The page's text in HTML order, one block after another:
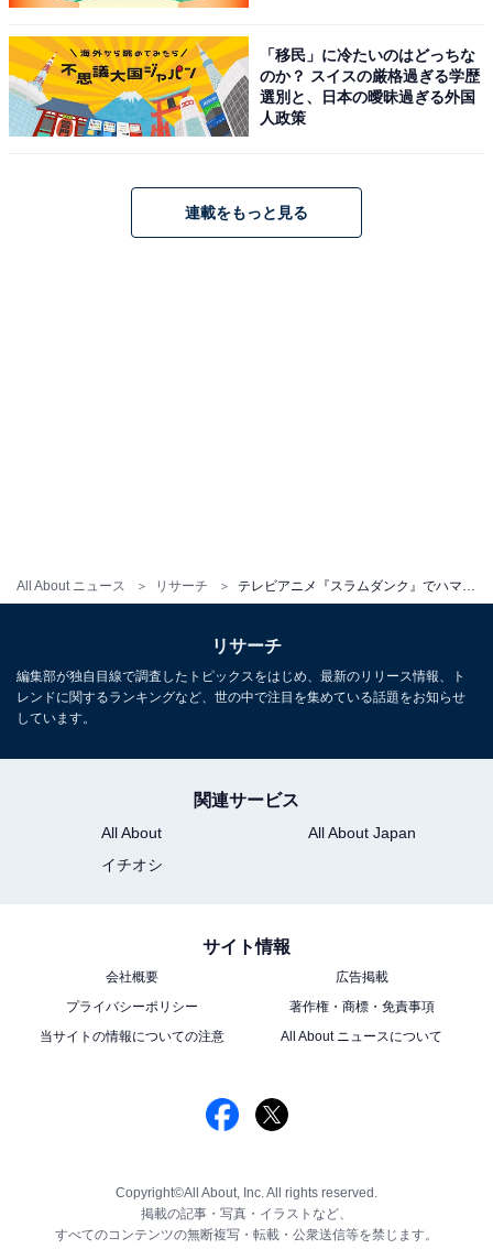
All About ニュース リサーチ テレビアニメ『スラムダンク』でハマり役だったと思う声優ランキング！ ゴリ役の梁田清之を抑えたのは？
「移民」に冷たいのはどっちな
のか？ スイスの厳格過ぎる学歴
選別と、日本の曖昧過ぎる外国
人政策
連載をもっと見る
リサーチ
編集部が独自目線で調査したトピックスをはじめ、最新のリリース情報、ト
レンドに関するランキングなど、世の中で注目を集めている話題をお知らせ
しています。
関連サービス
All About
All About Japan
イチオシ
サイト情報
会社概要
広告掲載
プライバシーポリシー
著作権・商標・免責事項
当サイトの情報についての注意
All About ニュースについて
Copyright©All About, Inc. All rights reserved.
掲載の記事・写真・イラストなど、
すべてのコンテンツの無断複写・転載・公衆送信等を禁じます。